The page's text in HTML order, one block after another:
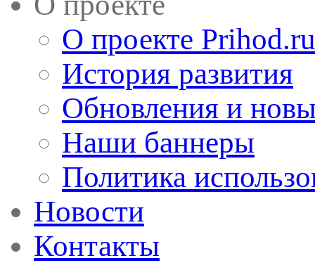
О проекте Prihod.ru
История развития
Обновления и
Наши баннеры
Политика
Новости
Контакты